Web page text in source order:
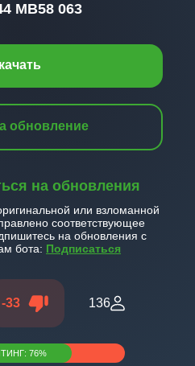
обновление
на обновления
или взломанной
соответствующее
на обновления с
бота: Подписаться
-33 136
76%
MB58 063